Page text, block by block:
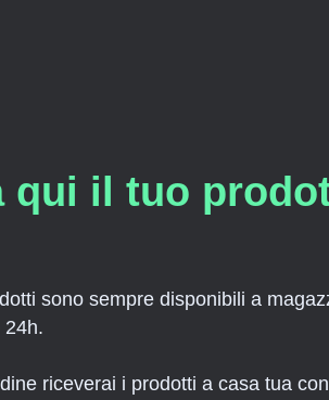
qui il tuo
sono sempre disponibili a
24h.
riceverai i prodotti a casa tua